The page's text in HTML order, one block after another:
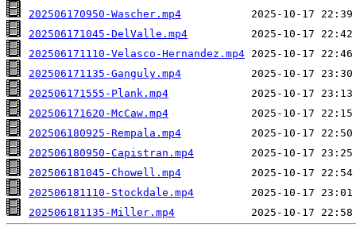
202506170950-Wascher.mp4
202506171045-DelValle.mp4
202506171110-Velasco-Hernandez.mp4
202506171135-Ganguly.mp4
202506171555-Plank.mp4
202506171620-McCaw.mp4
202506180925-Rempala.mp4
202506180950-Capistran.mp4
202506181045-Chowell.mp4
202506181110-Stockdale.mp4
202506181135-Miller.mp4